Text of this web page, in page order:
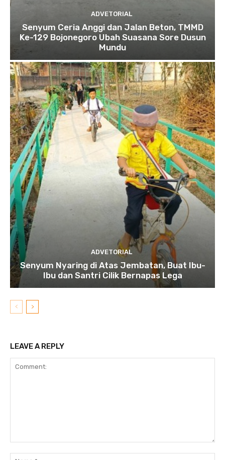
ADVETORIAL
Senyum Ceria Anggi dan Jalan Beton, TMMD
Ke-129 Bojonegoro Ubah Suasana Sore Dusun
Mundu
ADVETORIAL
Senyum Nyaring di Atas Jembatan, Buat Ibu-
Ibu dan Santri Cilik Bernapas Lega
LEAVE A REPLY